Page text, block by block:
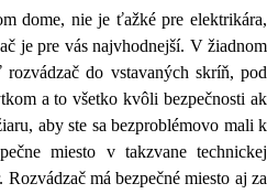
dome, nie je ťažké pre elektrikára,
je pre vás najvhodnejší. V žiadnom
do vstavaných skríň, pod
a to všetko kvôli bezpečnosti ak
aby ste sa bezproblémovo mali k
miesto v takzvane technickej
má bezpečné miesto aj za